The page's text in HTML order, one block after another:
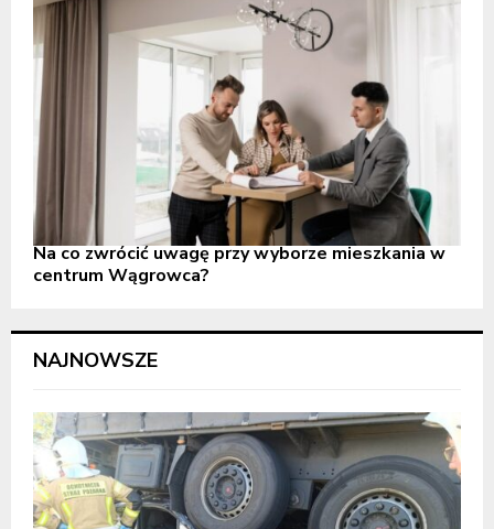
Na co zwrócić uwagę przy wyborze mieszkania w
centrum Wągrowca?
NAJNOWSZE